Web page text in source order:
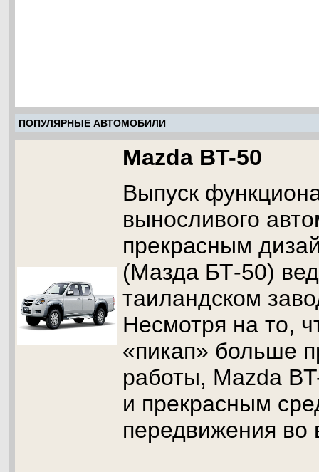
ПОПУЛЯРНЫЕ АВТОМОБИЛИ
Mazda BT-50
Выпуск
выносливого
прекрасным
(Мазда БТ-50)
таиландском
Несмотря на то,
«пикап» больше
работы, Mazda
и прекрасным
передвижения во